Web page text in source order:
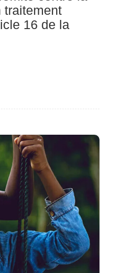
traitement
16 de la